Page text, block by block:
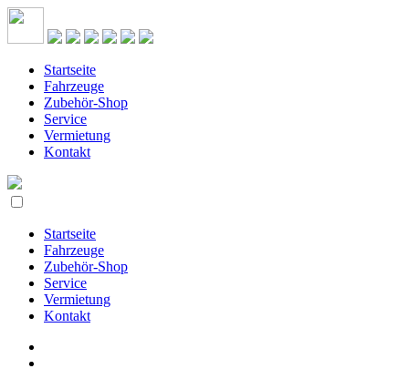
Startseite
Fahrzeuge
Zubehör-Shop
Service
Vermietung
Kontakt
Startseite
Fahrzeuge
Zubehör-Shop
Service
Vermietung
Kontakt